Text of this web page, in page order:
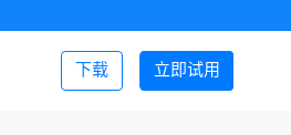
立即试用
下载 登录/注册